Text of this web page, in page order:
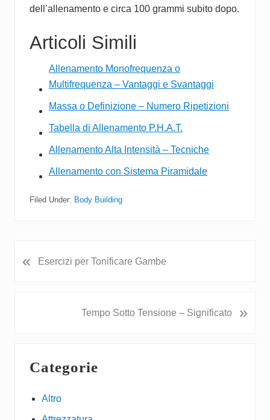
dell’allenamento e circa 100 grammi subito dopo.
Articoli Simili
Allenamento Monofrequenza o
Multifrequenza – Vantaggi e Svantaggi
Massa o Definizione – Numero Ripetizioni
Tabella di Allenamento P.H.A.T.
Allenamento Alta Intensità – Tecniche
Allenamento con Sistema Piramidale
Filed Under: Body Building
P
P
« Esercizi per Tonificare Gambe
P
Tempo Sotto Tensione – Significato »
Sidebar
Categorie
Altro